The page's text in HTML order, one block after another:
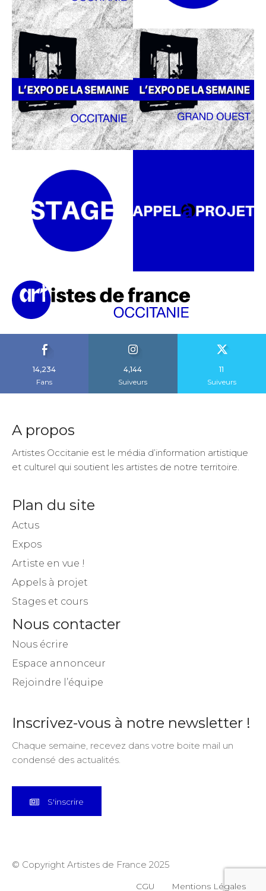
14,234
Fans
4,144
Suiveurs
11
Suiveurs
A propos
Artistes Occitanie est le média d’information artistique
et culturel qui soutient les artistes de notre territoire.
Plan du site
Actus
Expos
Artiste en vue !
Appels à projet
Stages et cours
Nous contacter
Nous écrire
Espace annonceur
Rejoindre l’équipe
Inscrivez-vous à notre newsletter !
Chaque semaine, recevez dans votre boite mail un
condensé des actualités.
S'inscrire
© Copyright Artistes de France 2025
CGU Mentions Légales